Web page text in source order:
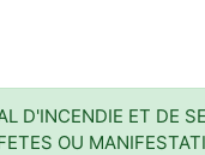
D'INCENDIE ET DE
OU